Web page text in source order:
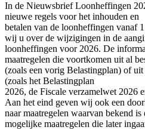
In de Nieuwsbrief Loonheffingen
nieuwe regels voor het inhouden en
betalen van de loonheffingen vanaf
wij u over de wijzigingen in de
loonheffingen voor 2026. De
maatregelen die voortkomen uit al
(zoals een vorig Belastingplan) of
(zoals het Belastingplan
2026, de Fiscale verzamelwet 2026
Aan het eind geven wij ook een
naar maatregelen waarvan bekend
mogelijke maatregelen die later